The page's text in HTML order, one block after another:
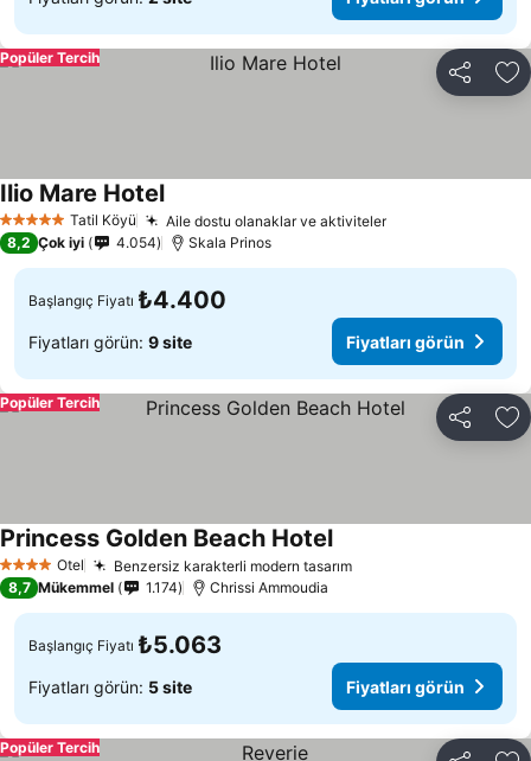
Paylaş
Popüler Tercih
5 Yıldız Tatil Köyü Aile dostu olanaklar ve aktiviteler
Ilio Mare Hotel
8,2 Çok iyi 4.054 Skala Prinos
Başlangıç Fiyatı ₺4.400
Fiyatları görün: 9 site Fiyatları görün
Paylaş
Popüler Tercih
4 Yıldız Otel Benzersiz karakterli modern tasarım
Princess Golden Beach Hotel
8,7 Mükemmel 1.174 Chrissi Ammoudia
Başlangıç Fiyatı ₺5.063
Fiyatları görün: 5 site Fiyatları görün
Popüler Tercih